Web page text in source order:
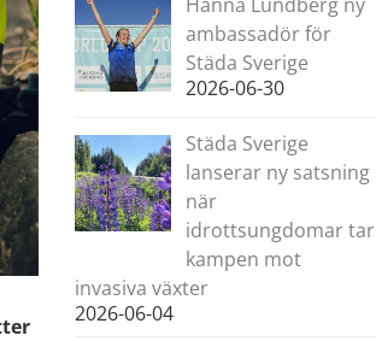
ambassadör för
Städa Sverige
2026-06-30
Städa Sverige
lanserar ny satsning
när
idrottsungdomar tar
kampen mot
invasiva växter
2026-06-04